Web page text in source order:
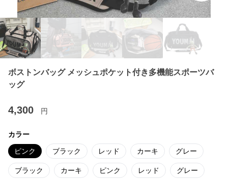
ボストンバッグ メッシュポケット付き多機能スポーツバ
ッグ
4,300 円
カラー
ピンク ブラック レッド カーキ グレー
ブラック カーキ ピンク レッド グレー